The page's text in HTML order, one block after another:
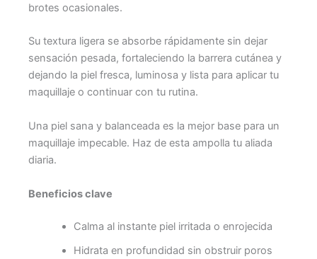
brotes ocasionales.
Su textura ligera se absorbe rápidamente sin dejar
sensación pesada, fortaleciendo la barrera cutánea y
dejando la piel fresca, luminosa y lista para aplicar tu
maquillaje o continuar con tu rutina.
Una piel sana y balanceada es la mejor base para un
maquillaje impecable. Haz de esta ampolla tu aliada
diaria.
Beneficios clave
Calma al instante piel irritada o enrojecida
Hidrata en profundidad sin obstruir poros